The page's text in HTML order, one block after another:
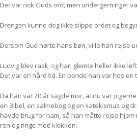
Det var nok Guds ord, men undergerninger
Drengen kunne dog ikke slippe ordet og
Dersom Gud hørte hans bøn, ville han rejse
Ludvig blev rask, og han glemte heller ikke
Det var en hård tid. En bonde han var hos
Da han var 20 år sagde mor, at nu var
en Bibel, en salmebog og en katekismus og
havde brug for ham, så han måtte rejse
ren og ringe med klokken.